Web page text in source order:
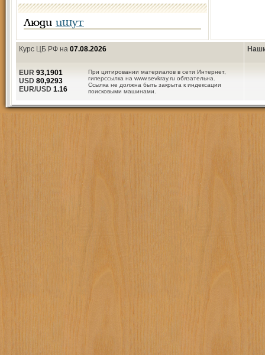
Люди ищут
Курс ЦБ РФ на 07.08.2026
При цитировании материалов в сети Интернет,
гиперссылка на www.sevkray.ru обязательна.
Ссылка не должна быть закрыта к индексации
поисковыми машинами.
EUR 93,1901
USD 80,9293
EUR/USD 1.16